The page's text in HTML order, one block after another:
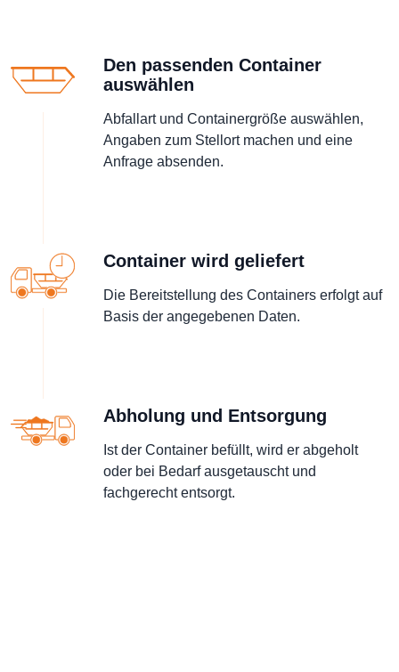
Den passenden Container
auswählen
Abfallart und Containergröße auswählen,
Angaben zum Stellort machen und eine
Anfrage absenden.
Container wird geliefert
Die Bereitstellung des Containers erfolgt auf
Basis der angegebenen Daten.
Abholung und Entsorgung
Ist der Container befüllt, wird er abgeholt
oder bei Bedarf ausgetauscht und
fachgerecht entsorgt.